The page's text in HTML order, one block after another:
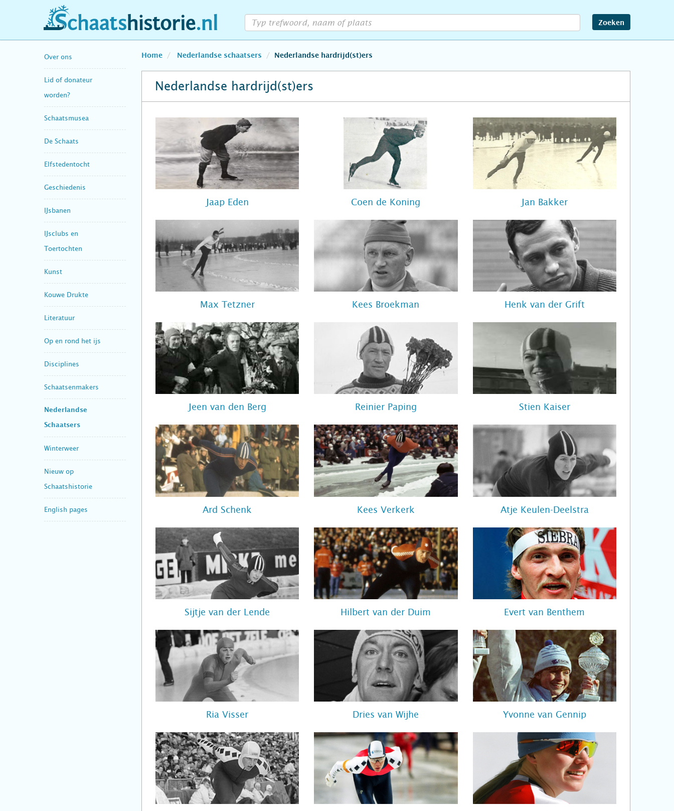
schaatshistorie.nl Zoeken
Over ons
Lid of donateur
worden?
Schaatsmusea
De Schaats
Elfstedentocht
Geschiedenis
IJsbanen
IJsclubs en
Toertochten
Kunst
Kouwe Drukte
Literatuur
Op en rond het ijs
Disciplines
Schaatsenmakers
Nederlandse
Schaatsers
Winterweer
Nieuw op
Schaatshistorie
English pages
Home Nederlandse schaatsers Nederlandse hardrijd(st)ers
Nederlandse hardrijd(st)ers
Jaap Eden Coen de Koning Jan Bakker
Max Tetzner Kees Broekman Henk van der Grift
Jeen van den Berg Reinier Paping Stien Kaiser
Ard Schenk Kees Verkerk Atje Keulen-Deelstra
Sijtje van der Lende Hilbert van der Duim Evert van Benthem
Ria Visser Dries van Wijhe Yvonne van Gennip